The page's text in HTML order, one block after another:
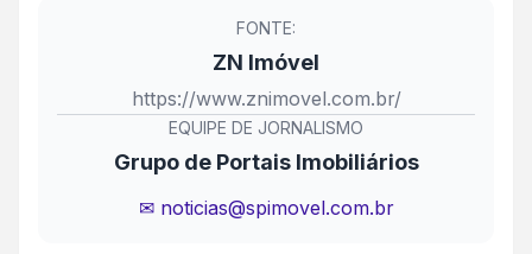
FONTE:
ZN Imóvel
https://www.znimovel.com.br/
EQUIPE DE JORNALISMO
Grupo de Portais Imobiliários
✉ noticias@spimovel.com.br